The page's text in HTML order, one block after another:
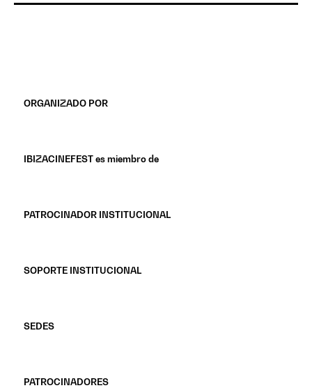
ORGANIZADO POR
IBIZACINEFEST es miembro de
PATROCINADOR INSTITUCIONAL
SOPORTE INSTITUCIONAL
SEDES
PATROCINADORES